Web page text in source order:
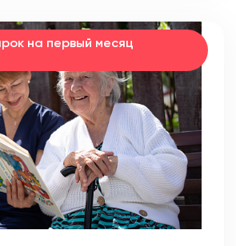
на первый месяц